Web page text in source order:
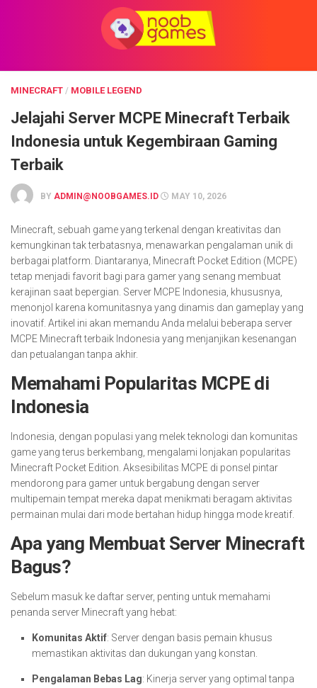
MINECRAFT / MOBILE LEGEND
Jelajahi Server MCPE Minecraft Terbaik
Indonesia untuk Kegembiraan Gaming
Terbaik
BY ADMIN@NOOBGAMES.ID MAY 10, 2026
Minecraft, sebuah game yang terkenal dengan kreativitas dan
kemungkinan tak terbatasnya, menawarkan pengalaman unik di
berbagai platform. Diantaranya, Minecraft Pocket Edition (MCPE)
tetap menjadi favorit bagi para gamer yang senang membuat
kerajinan saat bepergian. Server MCPE Indonesia, khususnya,
menonjol karena komunitasnya yang dinamis dan gameplay yang
inovatif. Artikel ini akan memandu Anda melalui beberapa server
MCPE Minecraft terbaik Indonesia yang menjanjikan kesenangan
dan petualangan tanpa akhir.
Memahami Popularitas MCPE di
Indonesia
Indonesia, dengan populasi yang melek teknologi dan komunitas
game yang terus berkembang, mengalami lonjakan popularitas
Minecraft Pocket Edition. Aksesibilitas MCPE di ponsel pintar
mendorong para gamer untuk bergabung dengan server
multipemain tempat mereka dapat menikmati beragam aktivitas
permainan mulai dari mode bertahan hidup hingga mode kreatif.
Apa yang Membuat Server Minecraft
Bagus?
Sebelum masuk ke daftar server, penting untuk memahami
penanda server Minecraft yang hebat:
Komunitas Aktif: Server dengan basis pemain khusus
memastikan aktivitas dan dukungan yang konstan.
Pengalaman Bebas Lag: Kinerja server yang optimal tanpa